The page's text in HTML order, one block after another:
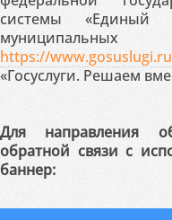
системы «Единый
https://www.gosuslugi.ru
«Госуслуги. Решаем
Для направления
обратной связи с
баннер: